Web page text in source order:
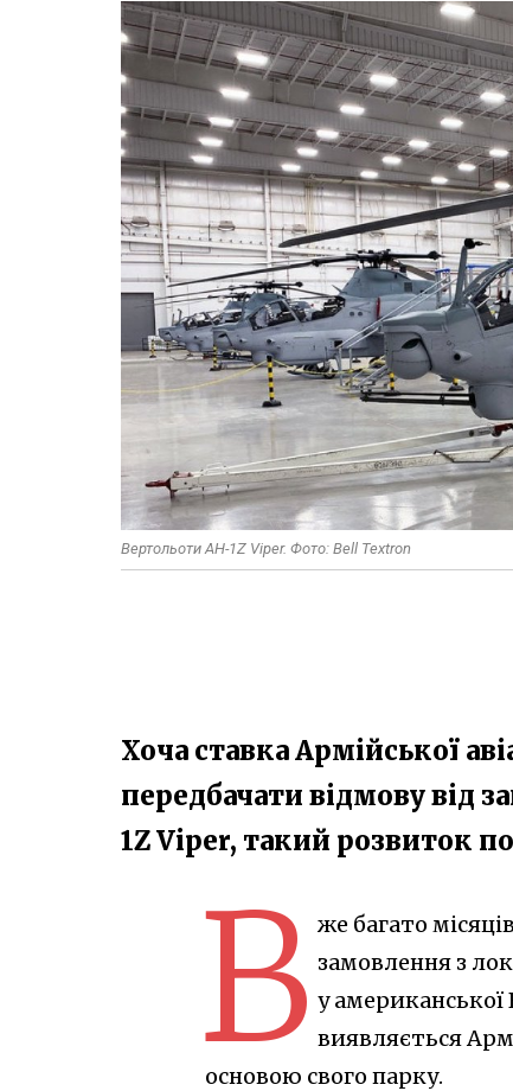
Вертольоти AH-1Z Viper. Фото: Bell Textron
Хоча ставка Армійської
передбачати відмову від
1Z Viper, такий розвиток
В же багато
замовлення з
у американської
виявляється
основою свого парку.